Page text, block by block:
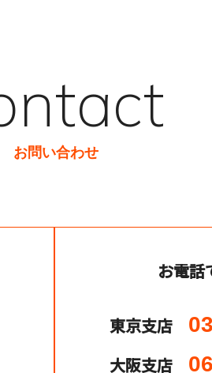
お問い合わせ
お電話
東京支店
大阪支店